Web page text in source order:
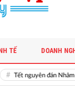
Tết nguyên đán Nhâm
TẾ DOANH